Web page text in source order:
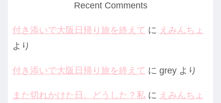
Recent Comments
付き添いで大阪日帰り旅を終えて に えみんちょ
より
付き添いで大阪日帰り旅を終えて に grey より
また切れかけた日。どうした？私 に えみんちょ